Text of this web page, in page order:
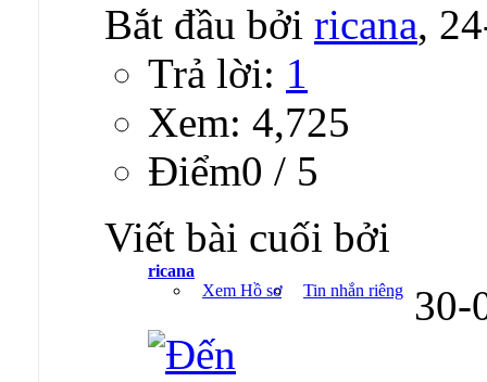
Bắt đầu bởi ricana,
Trả lời: 1
Xem: 4,725
Ðiểm0 / 5
Viết bài cuối bởi
ricana
Xem Hồ sơ
Tin nhắn riêng 30-